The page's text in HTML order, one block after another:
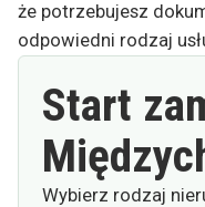
że potrzebujesz
odpowiedni rodzaj
Start
Wybierz rodzaj